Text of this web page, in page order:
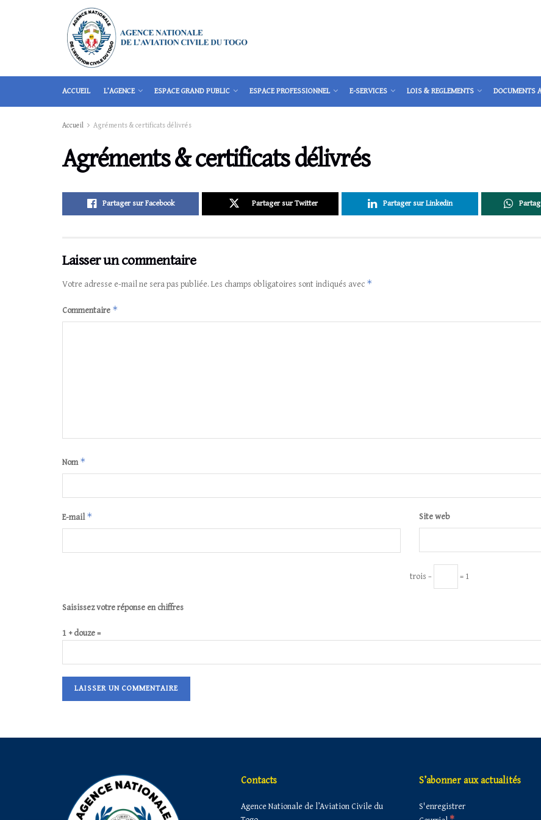
ACCUEIL L’AGENCE ESPACE GRAND PUBLIC ESPACE PROFESSIONNEL E-SERVICES LOIS & REGLEMENTS DOCUMENTS
Accueil Agréments & certificats délivrés
Agréments & certificats délivrés
Partager sur Facebook Partager sur Twitter Partager sur Linkedin
Laisser un commentaire
Votre adresse e-mail ne sera pas publiée. Les champs obligatoires sont indiqués avec *
Commentaire *
Nom*
E-mail* Site web
trois − = 1
Saisissez votre réponse en chiffres
1 + douze =
Contacts
Agence Nationale de l’Aviation Civile du
S’abonner aux actualités
S'enregistrer